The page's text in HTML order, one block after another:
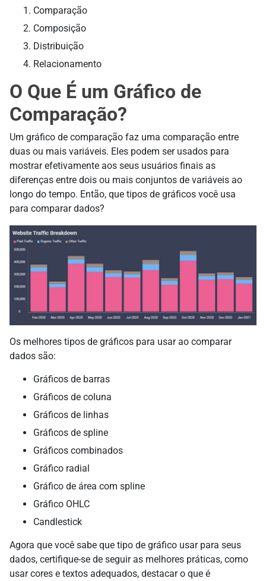
Comparação
Composição
Distribuição
Relacionamento
O Que É um Gráfico de
Comparação?
Um gráfico de comparação faz uma comparação entre
duas ou mais variáveis. Eles podem ser usados para
mostrar efetivamente aos seus usuários finais as
diferenças entre dois ou mais conjuntos de variáveis ao
longo do tempo. Então, que tipos de gráficos você usa
para comparar dados?
Os melhores tipos de gráficos para usar ao comparar
dados são:
Gráficos de barras
Gráficos de coluna
Gráficos de linhas
Gráficos de spline
Gráficos combinados
Gráfico radial
Gráfico de área com spline
Gráfico OHLC
Candlestick
Agora que você sabe que tipo de gráfico usar para seus
dados, certifique-se de seguir as melhores práticas, como
usar cores e textos adequados, destacar o que é